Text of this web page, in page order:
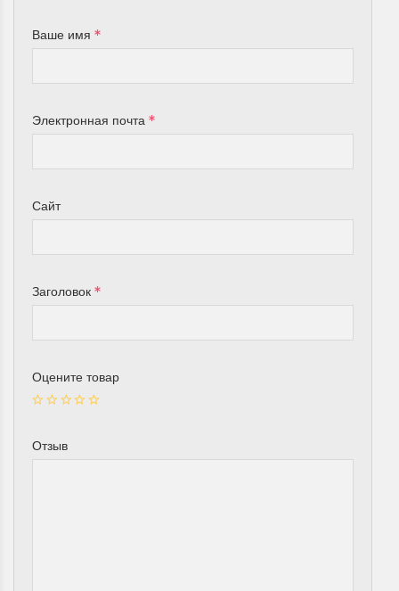
Ваше имя
Электронная почта
Сайт
Заголовок
Оцените товар
Отзыв